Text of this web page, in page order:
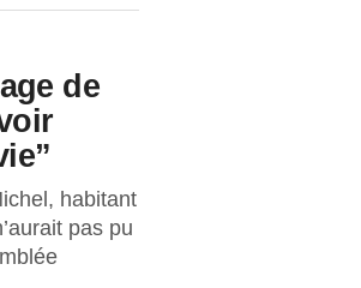
de
habitant
pas pu